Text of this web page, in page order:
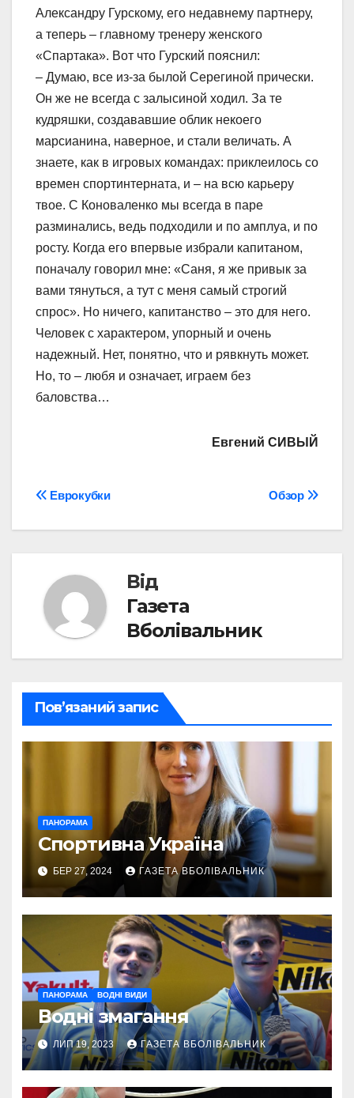
Александру Гурскому, его недавнему партнеру,
а теперь – главному тренеру женского
«Спартака». Вот что Гурский пояснил:
– Думаю, все из-за былой Серегиной прически.
Он же не всегда с залысиной ходил. За те
кудряшки, создававшие облик некоего
марсианина, наверное, и стали величать. А
знаете, как в игровых командах: приклеилось со
времен спортинтерната, и – на всю карьеру
твое. С Коноваленко мы всегда в паре
разминались, ведь подходили и по амплуа, и по
росту. Когда его впервые избрали капитаном,
поначалу говорил мне: «Саня, я же привык за
вами тянуться, а тут с меня самый строгий
спрос». Но ничего, капитанство – это для него.
Человек с характером, упорный и очень
надежный. Нет, понятно, что и рявкнуть может.
Но, то – любя и означает, играем без
баловства…
Евгений СИВЫЙ
Навігація
записів
Обзор
Еврокубки
Від
Газета
Вболівальник
Пов’язаний запис
ПАНОРАМА
Спортивна Україна
БЕР 27, 2024 ГАЗЕТА ВБОЛІВАЛЬНИК
ПАНОРАМА ВОДНІ ВИДИ
Водні змагання
ЛИП 19, 2023 ГАЗЕТА ВБОЛІВАЛЬНИК